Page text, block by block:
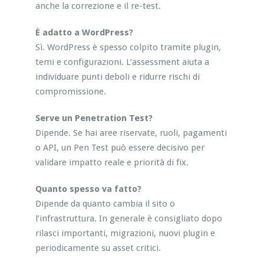
anche la correzione e il re-test.
È adatto a WordPress?
Sì. WordPress è spesso colpito tramite plugin,
temi e configurazioni. L’assessment aiuta a
individuare punti deboli e ridurre rischi di
compromissione.
Serve un Penetration Test?
Dipende. Se hai aree riservate, ruoli, pagamenti
o API, un Pen Test può essere decisivo per
validare impatto reale e priorità di fix.
Quanto spesso va fatto?
Dipende da quanto cambia il sito o
l’infrastruttura. In generale è consigliato dopo
rilasci importanti, migrazioni, nuovi plugin e
periodicamente su asset critici.